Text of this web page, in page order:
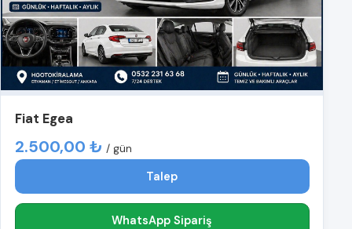
Fiat Egea
2.500,00 ₺ / gün
Talep
WhatsApp Sipariş